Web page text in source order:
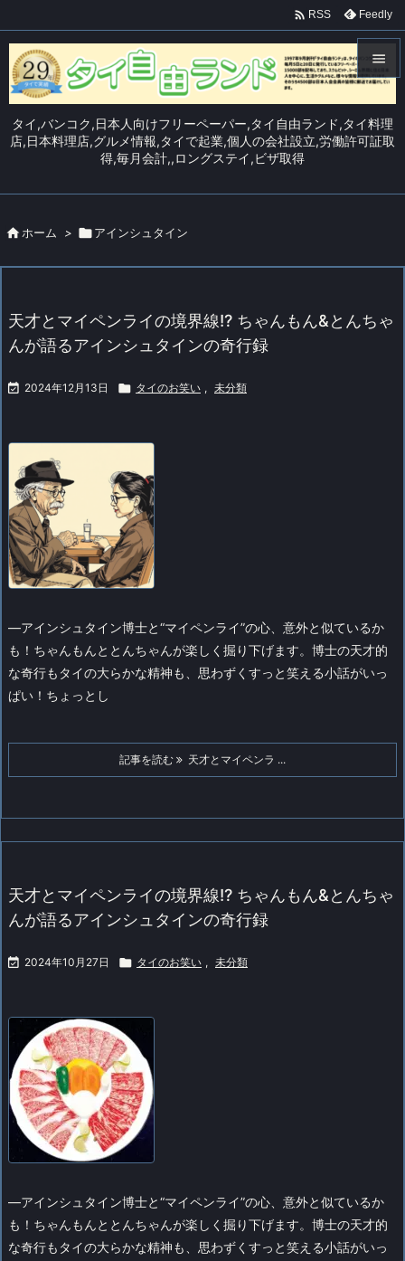
タイ,バンコク,日本人向けフリーペーパー,タイ自由ランド,タイ料理
店,日本料理店,グルメ情報,タイで起業,個人の会社設立,労働許可証取
得,毎月会計,,ロングステイ,ビザ取得

メニュ


 RSS Feedly
 ホーム > アインシュタイン
天才とマイペンライの境界線!? ちゃんもん&とんちゃ
んが語るアインシュタインの奇行録
 2024年12月13日  タイのお笑い , 未分類
—アインシュタイン博士と“マイペンライ”の心、意外と似ているか
も！ちゃんもんととんちゃんが楽しく掘り下げます。博士の天才的
な奇行もタイの大らかな精神も、思わずくすっと笑える小話がいっ
ぱい！ちょっとし
記事を読む 天才とマイペンラ ...
天才とマイペンライの境界線!? ちゃんもん&とんちゃ
んが語るアインシュタインの奇行録
 2024年10月27日  タイのお笑い , 未分類
—アインシュタイン博士と“マイペンライ”の心、意外と似ているか
も！ちゃんもんととんちゃんが楽しく掘り下げます。博士の天才的
な奇行もタイの大らかな精神も、思わずくすっと笑える小話がいっ